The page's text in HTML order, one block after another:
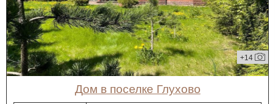
+14
дом в поселке Глухово